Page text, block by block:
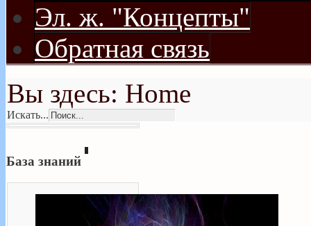
Эл. ж. "Концепты"
Обратная связь
Вы здесь: Home
Искать...
База знаний